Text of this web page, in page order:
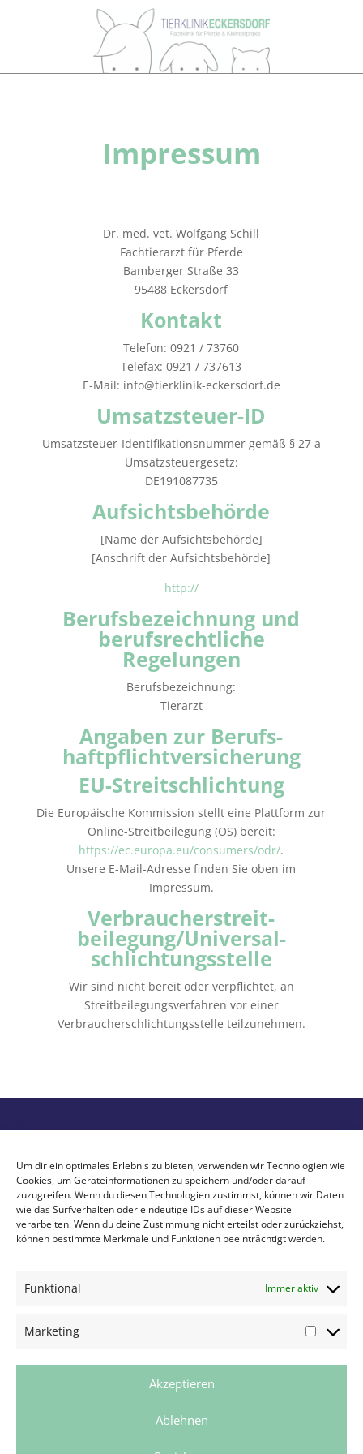
Um dir ein optimales Erlebnis zu bieten, verwenden wir Technologien wie
Cookies, um Geräteinformationen zu speichern und/oder darauf
zuzugreifen. Wenn du diesen Technologien zustimmst, können wir Daten
wie das Surfverhalten oder eindeutige IDs auf dieser Website
verarbeiten. Wenn du deine Zustimmung nicht erteilst oder zurückziehst,
können bestimmte Merkmale und Funktionen beeinträchtigt werden.
Funktional Immer aktiv
Marketing
Akzeptieren
Ablehnen
Impressum
Dr. med. vet. Wolfgang Schill
Fachtierarzt für Pferde
Bamberger Straße 33
95488 Eckersdorf
Kontakt
Telefon: 0921 / 73760
Telefax: 0921 / 737613
E-Mail: info@tierklinik-eckersdorf.de
Umsatzsteuer-ID
Umsatzsteuer-Identifikationsnummer gemäß § 27 a
Umsatzsteuergesetz:
DE191087735
Aufsichtsbehörde
[Name der Aufsichtsbehörde]
[Anschrift der Aufsichtsbehörde]
http://
Berufsbezeichnung und
berufsrechtliche
Regelungen
Berufsbezeichnung:
Tierarzt
Angaben zur Berufs­
haftpflicht­versicherung
EU-Streitschlichtung
Die Europäische Kommission stellt eine Plattform zur
Online-Streitbeilegung (OS) bereit:
https://ec.europa.eu/consumers/odr/.
Unsere E-Mail-Adresse finden Sie oben im
Impressum.
Verbraucher­streit­
beilegung/Universal­
schlichtungs­stelle
Wir sind nicht bereit oder verpflichtet, an
Streitbeilegungsverfahren vor einer
Verbraucherschlichtungsstelle teilzunehmen.
Dr. med. vet. Wolfgang Schill
Bamberger Straße 33
95448 Eckersdorf
Telefon: 0921 – 737 60
info@tierklinik-eckersdorf.de
Kontakt
0921 737 60